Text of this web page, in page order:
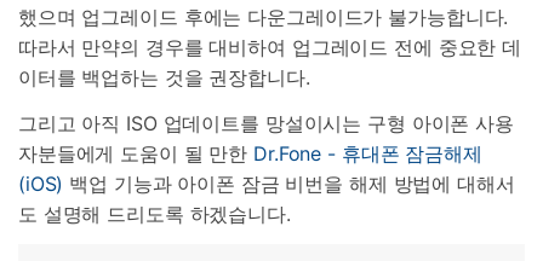
했으며 업그레이드 후에는 다운그레이드가 불가능합니다.
따라서 만약의 경우를 대비하여 업그레이드 전에 중요한 데
이터를 백업하는 것을 권장합니다.
그리고 아직 ISO 업데이트를 망설이시는 구형 아이폰 사용
자분들에게 도움이 될 만한 Dr.Fone - 휴대폰 잠금해제
(iOS) 백업 기능과 아이폰 잠금 비번을 해제 방법에 대해서
도 설명해 드리도록 하겠습니다.